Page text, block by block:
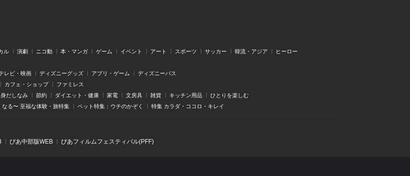
ル 演劇 ニコ動 本・マンガ ゲーム イベント アート スポーツ サッカー 韓流・アジア ヒーロー
レビ・映画 ディズニーグッズ アプリ・ゲーム ディズニーパス
カフェ・ショップ ファミレス
だしなみ 節約 ダイエット・健康 家電 文房具 雑貨 キッチン用品 ひとりを楽しむ
なる〜 至福な体験・旅特集 ペット特集：ウチのかぞく 特集 カラダ・ココロ・キレイ
ぴあ中部版WEB ぴあフィルムフェスティバル(PFF)